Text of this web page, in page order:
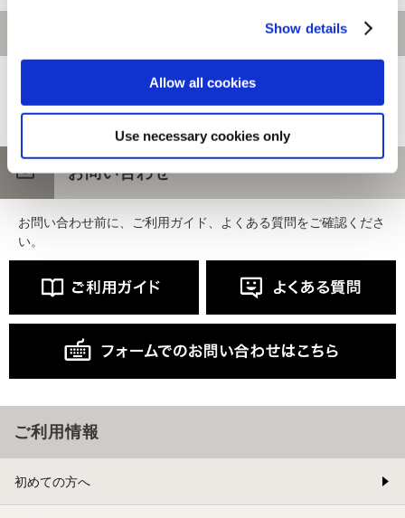
Show details
Allow all cookies
Use necessary cookies only
[1～80件] 188 件あります
お問い合わせ
お問い合わせ前に、ご利用ガイド、よくある質問をご確認くださ
い。
ご利用情報
初めての方へ